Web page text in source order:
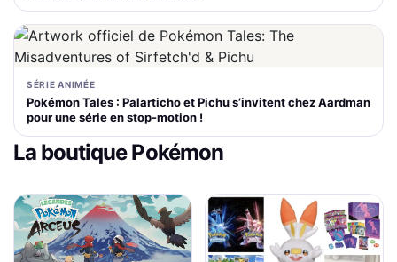
SÉRIE ANIMÉE
Pokémon Tales : Palarticho et Pichu s’invitent chez Aardman
pour une série en stop-motion !
La boutique Pokémon